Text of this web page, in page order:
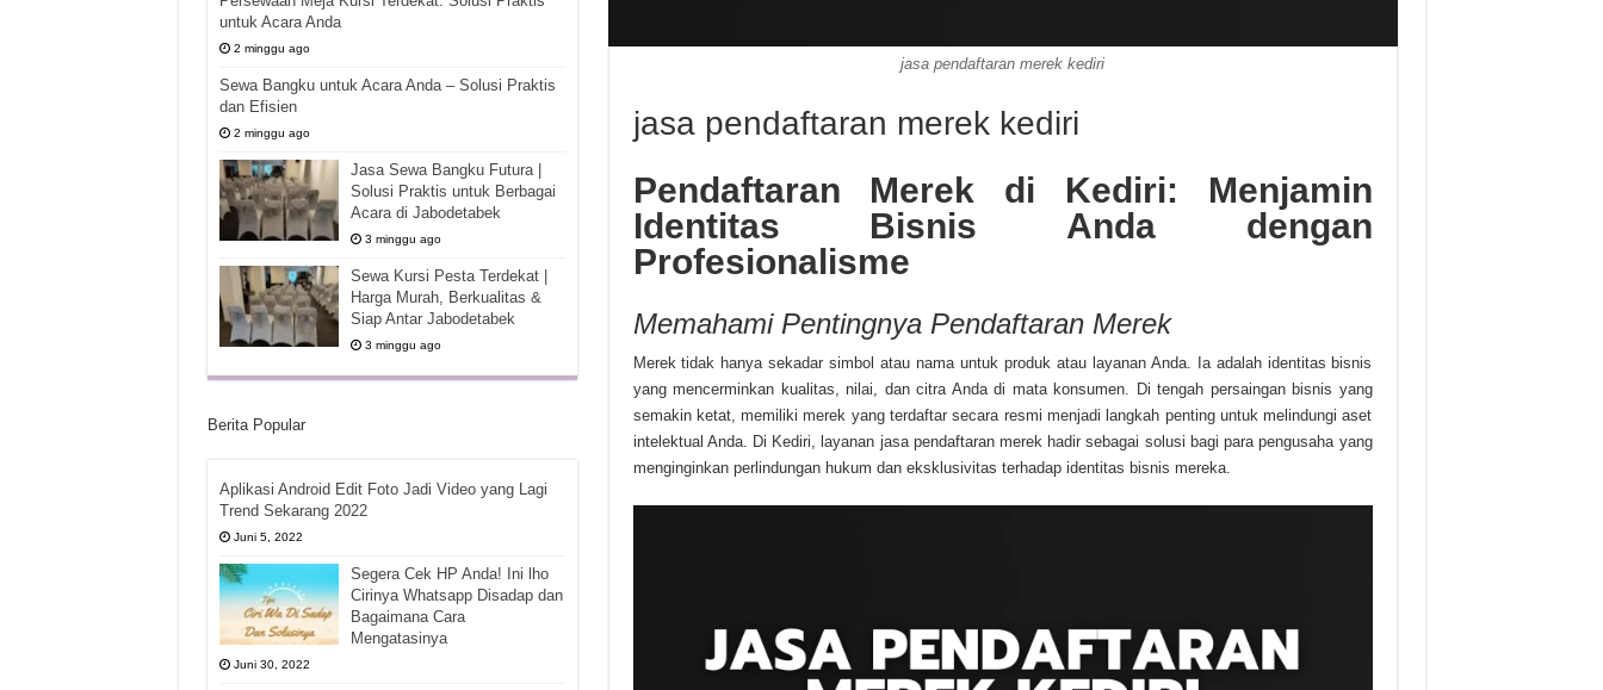
jasa pendaftaran merek kediri
jasa pendaftaran merek kediri
Pendaftaran Merek di Kediri: Menjamin
Identitas Bisnis Anda dengan
Profesionalisme
Memahami Pentingnya Pendaftaran Merek
Merek tidak hanya sekadar simbol atau nama untuk produk atau layanan Anda. Ia adalah identitas bisnis
yang mencerminkan kualitas, nilai, dan citra Anda di mata konsumen. Di tengah persaingan bisnis yang
semakin ketat, memiliki merek yang terdaftar secara resmi menjadi langkah penting untuk melindungi aset
intelektual Anda. Di Kediri, layanan jasa pendaftaran merek hadir sebagai solusi bagi para pengusaha yang
menginginkan perlindungan hukum dan eksklusivitas terhadap identitas bisnis mereka.
untuk Acara Anda
2 minggu ago
Sewa Bangku untuk Acara Anda – Solusi Praktis
dan Efisien
2 minggu ago
Jasa Sewa Bangku Futura |
Solusi Praktis untuk Berbagai
Acara di Jabodetabek
3 minggu ago
Sewa Kursi Pesta Terdekat |
Harga Murah, Berkualitas &
Siap Antar Jabodetabek
3 minggu ago
Berita Popular
Aplikasi Android Edit Foto Jadi Video yang Lagi
Trend Sekarang 2022
Juni 5, 2022
Segera Cek HP Anda! Ini lho
Cirinya Whatsapp Disadap dan
Bagaimana Cara
Mengatasinya
Juni 30, 2022